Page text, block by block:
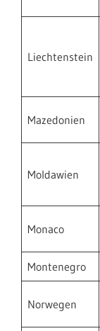
Liechtenstein
Mazedonien
Moldawien
Monaco
Montenegro
Norwegen